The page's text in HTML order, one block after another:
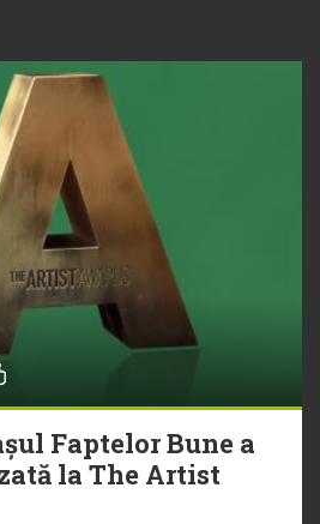
Faptelor Bune a
la The Artist